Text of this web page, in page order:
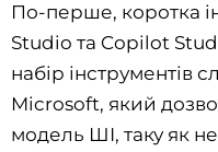
По-перше, коротка
Studio та Copilot
набір інструментів
Microsoft, який
модель ШІ, таку як